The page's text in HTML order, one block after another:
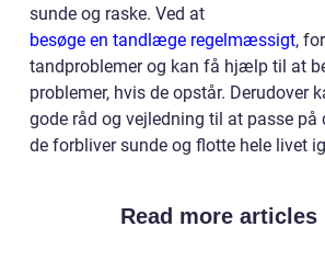
sunde og raske. Ved at
besøge en tandlæge regelmæssigt,
tandproblemer og kan få hjælp til at
problemer, hvis de opstår. Derudover
gode råd og vejledning til at passe på
de forbliver sunde og flotte hele livet
Read more articles